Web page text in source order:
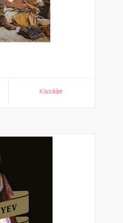
Klasikler